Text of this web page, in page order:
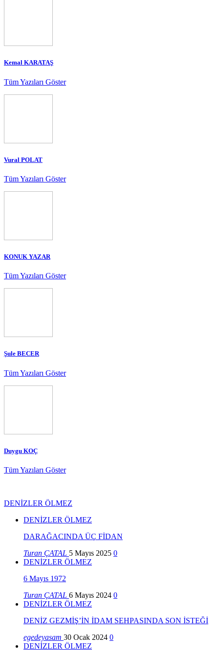
Kemal KARATAŞ
Tüm Yazıları Göster
Vural POLAT
Tüm Yazıları Göster
KONUK YAZAR
Tüm Yazıları Göster
Şule BECER
Tüm Yazıları Göster
Duygu KOÇ
Tüm Yazıları Göster
DENİZLER ÖLMEZ
DENİZLER ÖLMEZ
DARAĞACINDA ÜÇ FİDAN
Turan ÇATAL 5 Mayıs 2025 0
DENİZLER ÖLMEZ
6 Mayıs 1972
Turan ÇATAL 6 Mayıs 2024 0
DENİZLER ÖLMEZ
DENİZ GEZMİŞ’İN İDAM SEHPASINDA SON İSTEĞİ
egedeyasam 30 Ocak 2024 0
DENİZLER ÖLMEZ